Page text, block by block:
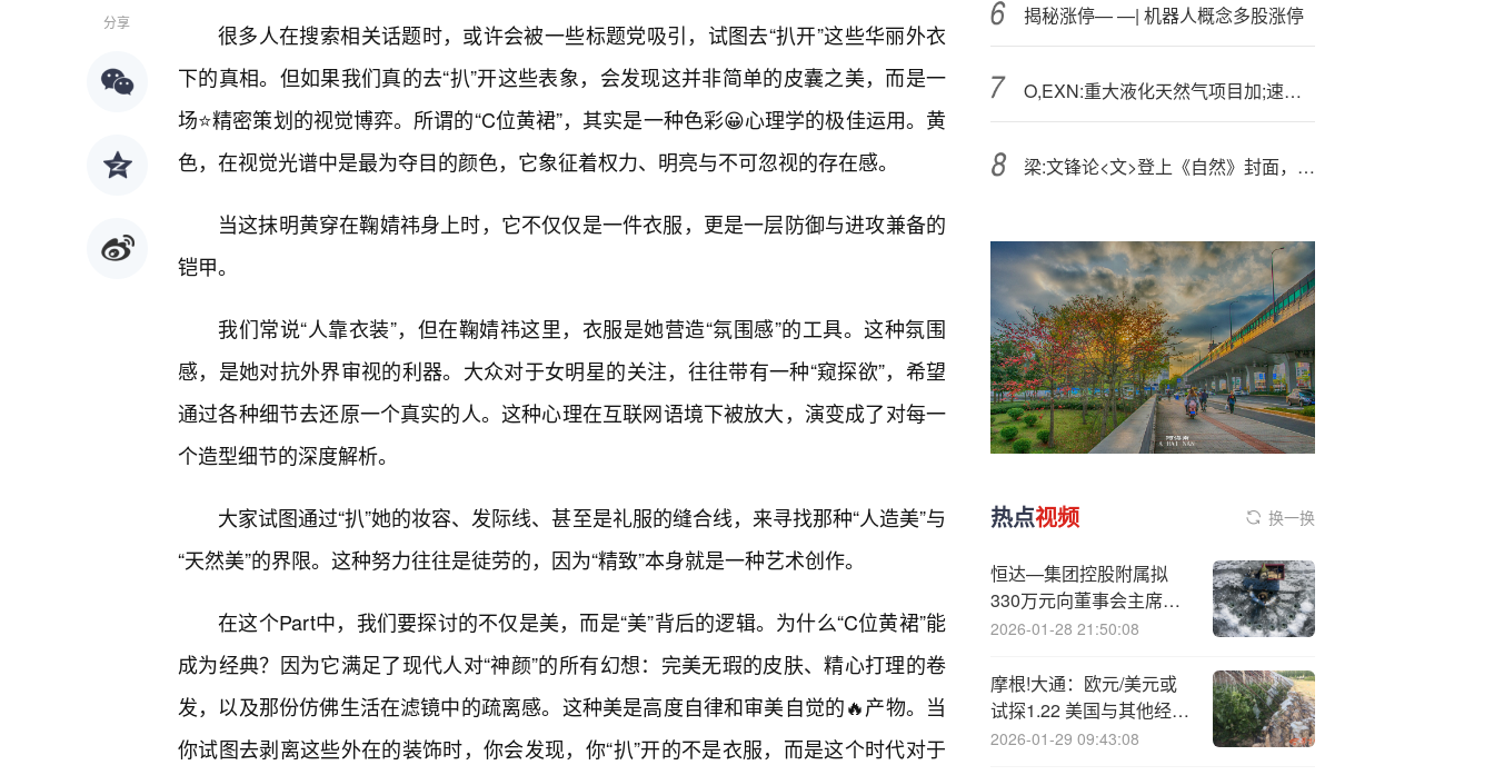
分享
很多人在搜索相关话题时，或许会被一些标题党吸引，试图去“扒开”这些华丽外衣
下的真相。但如果我们真的去“扒”开这些表象，会发现这并非简单的皮囊之美，而是一
场⭐精密策划的视觉博弈。所谓的“C位黄裙”，其实是一种色彩😀心理学的极佳运用。黄
色，在视觉光谱中是最为夺目的颜色，它象征着权力、明亮与不可忽视的存在感。
当这抹明黄穿在鞠婧祎身上时，它不仅仅是一件衣服，更是一层防御与进攻兼备的
铠甲。
我们常说“人靠衣装”，但在鞠婧祎这里，衣服是她营造“氛围感”的工具。这种氛围
感，是她对抗外界审视的利器。大众对于女明星的关注，往往带有一种“窥探欲”，希望
通过各种细节去还原一个真实的人。这种心理在互联网语境下被放大，演变成了对每一
个造型细节的深度解析。
大家试图通过“扒”她的妆容、发际线、甚至是礼服的缝合线，来寻找那种“人造美”与
“天然美”的界限。这种努力往往是徒劳的，因为“精致”本身就是一种艺术创作。
在这个Part中，我们要探讨的不仅是美，而是“美”背后的逻辑。为什么“C位黄裙”能
成为经典？因为它满足了现代人对“神颜”的所有幻想：完美无瑕的皮肤、精心打理的卷
发，以及那份仿佛生活在滤镜中的疏离感。这种美是高度自律和审美自觉的🔥产物。当
你试图去剥离这些外在的装饰时，你会发现，你“扒”开的不是衣服，而是这个时代对于
揭秘涨停— —| 机器人概念多股涨停
O,EXN:重大液化天然气项目加;速推进
梁:文锋论<文>登上《自然》封面，可灵AI数字人上线
热点视频 换一换
恒达—集团控股附属拟
330万元向董事会主席李
小冰出售一所住宅物业
2026-01-28 21:50:08
摩根!大通：欧元/美元或
试探1.22 美国与其他经济
体的增长前景出现分化
2026-01-29 09:43:08